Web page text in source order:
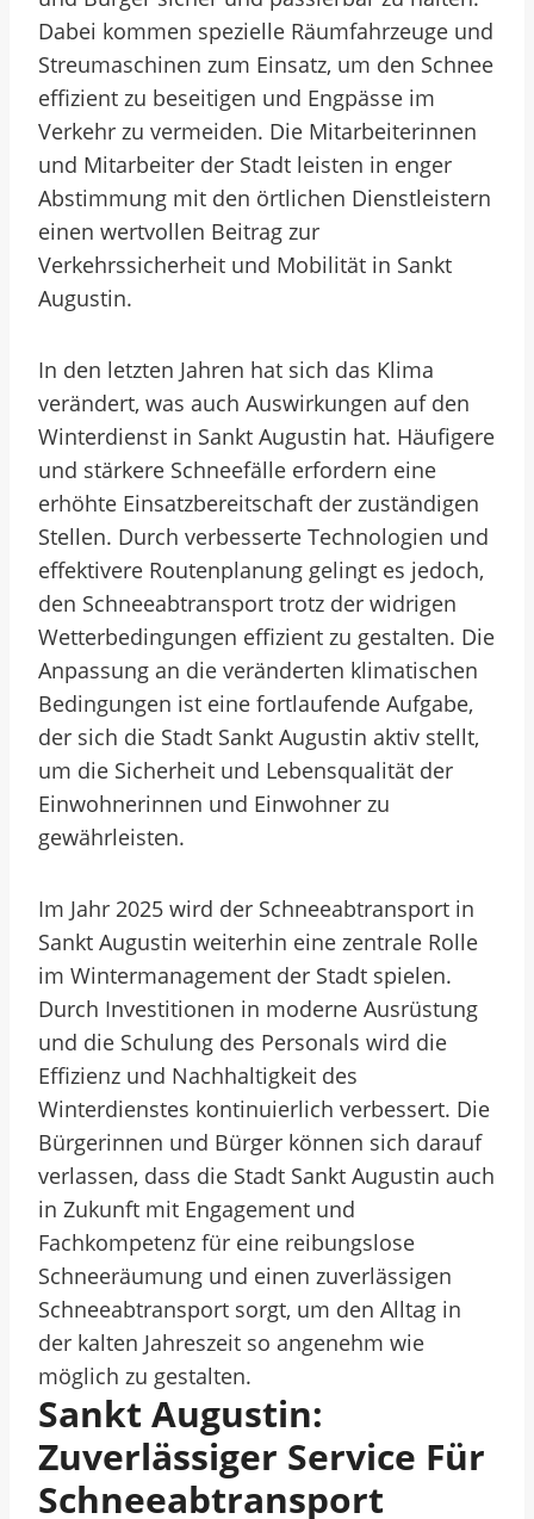
Dabei kommen spezielle Räumfahrzeuge und
Streumaschinen zum Einsatz, um den Schnee
effizient zu beseitigen und Engpässe im
Verkehr zu vermeiden. Die Mitarbeiterinnen
und Mitarbeiter der Stadt leisten in enger
Abstimmung mit den örtlichen Dienstleistern
einen wertvollen Beitrag zur
Verkehrssicherheit und Mobilität in Sankt
Augustin.
In den letzten Jahren hat sich das Klima
verändert, was auch Auswirkungen auf den
Winterdienst in Sankt Augustin hat. Häufigere
und stärkere Schneefälle erfordern eine
erhöhte Einsatzbereitschaft der zuständigen
Stellen. Durch verbesserte Technologien und
effektivere Routenplanung gelingt es jedoch,
den Schneeabtransport trotz der widrigen
Wetterbedingungen effizient zu gestalten. Die
Anpassung an die veränderten klimatischen
Bedingungen ist eine fortlaufende Aufgabe,
der sich die Stadt Sankt Augustin aktiv stellt,
um die Sicherheit und Lebensqualität der
Einwohnerinnen und Einwohner zu
gewährleisten.
Im Jahr 2025 wird der Schneeabtransport in
Sankt Augustin weiterhin eine zentrale Rolle
im Wintermanagement der Stadt spielen.
Durch Investitionen in moderne Ausrüstung
und die Schulung des Personals wird die
Effizienz und Nachhaltigkeit des
Winterdienstes kontinuierlich verbessert. Die
Bürgerinnen und Bürger können sich darauf
verlassen, dass die Stadt Sankt Augustin auch
in Zukunft mit Engagement und
Fachkompetenz für eine reibungslose
Schneeräumung und einen zuverlässigen
Schneeabtransport sorgt, um den Alltag in
der kalten Jahreszeit so angenehm wie
möglich zu gestalten.
Sankt Augustin:
Zuverlässiger Service Für
Schneeabtransport